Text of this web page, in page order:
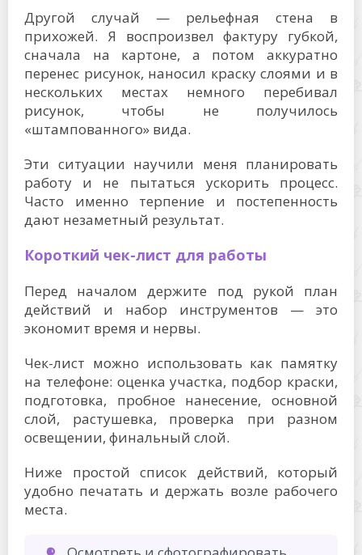
Другой случай — рельефная стена в
прихожей. Я воспроизвел фактуру губкой,
сначала на картоне, а потом аккуратно
перенес рисунок, наносил краску слоями и в
нескольких местах немного перебивал
рисунок, чтобы не получилось
«штампованного» вида.
Эти ситуации научили меня планировать
работу и не пытаться ускорить процесс.
Часто именно терпение и постепенность
дают незаметный результат.
Короткий чек-лист для работы
Перед началом держите под рукой план
действий и набор инструментов — это
экономит время и нервы.
Чек-лист можно использовать как памятку
на телефоне: оценка участка, подбор краски,
подготовка, пробное нанесение, основной
слой, растушевка, проверка при разном
освещении, финальный слой.
Ниже простой список действий, который
удобно печатать и держать возле рабочего
места.